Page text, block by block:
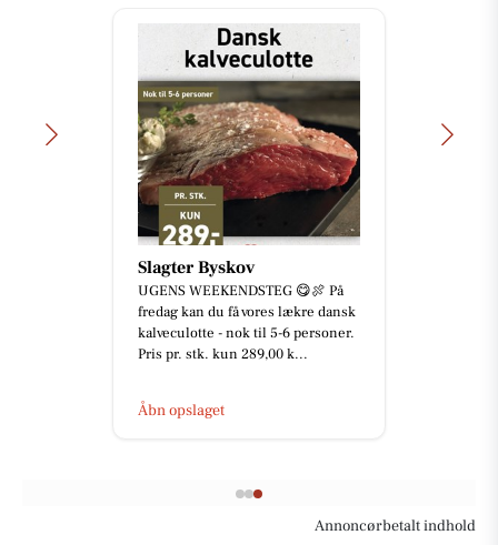
Slagter Byskov
UGENS WEEKENDSTEG 😋🍖 På
fredag kan du få vores lækre dansk
kalveculotte - nok til 5-6 personer.
Pris pr. stk. kun 289,00 k...
Åbn opslaget
Annoncørbetalt indhold